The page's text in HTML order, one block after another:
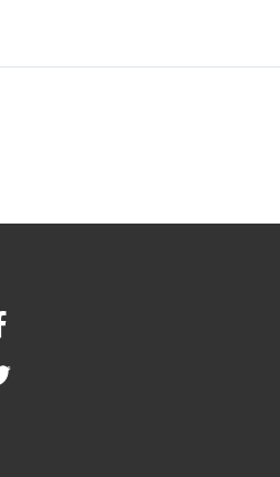
Facebook
Twitter